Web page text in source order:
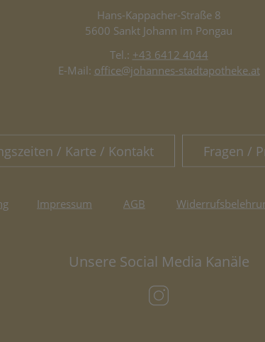
Hans-Kappacher-Straße 8
5600 Sankt Johann im Pongau
Tel.: +43 6412 4044
E-Mail: office@johannes-stadtapotheke.at
/ Karte / Kontakt Fragen /
Impressum AGB
Unsere Social Media Kanäle